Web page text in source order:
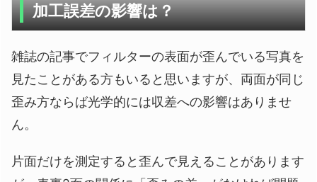
加工誤差の影響は？
雑誌の記事でフィルターの表面が歪んでいる写真を
見たことがある方もいると思いますが、両面が同じ
歪み方ならば光学的には収差への影響はありませ
ん。
片面だけを測定すると歪んで見えることがあります